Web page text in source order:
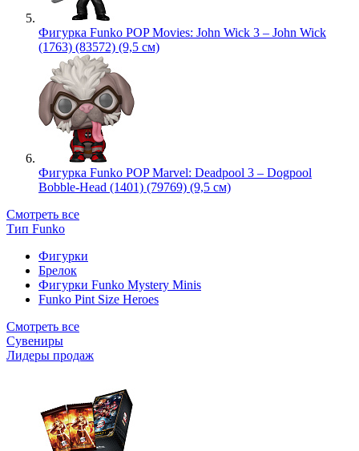
Фигурка Funko POP Movies: John Wick 3 – John Wick
(1763) (83572) (9,5 см)
Фигурка Funko POP Marvel: Deadpool 3 – Dogpool
Bobble-Head (1401) (79769) (9,5 см)
Смотреть все
Тип Funko
Фигурки
Брелок
Фигурки Funko Mystery Minis
Funko Pint Size Heroes
Смотреть все
Сувениры
Лидеры продаж